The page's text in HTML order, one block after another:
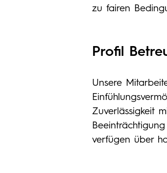
zu fairen
Profil
Unsere
Zuverlässigkeit
verfügen über